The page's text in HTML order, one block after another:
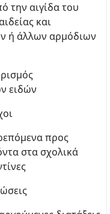
την αιγίδα του
και
ή άλλων αρμόδιων
ειδών
προς
στα σχολικά